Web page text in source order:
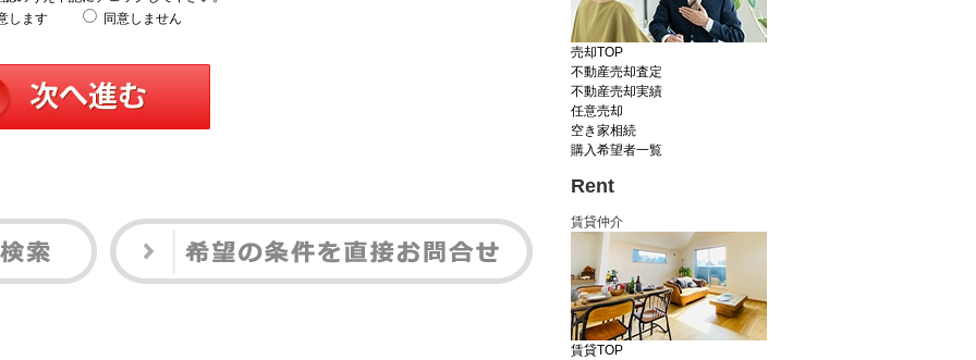
します
同意しません
売却TOP
不動産売却査定
不動産売却実績
任意売却
空き家相続
購入希望者一覧
Rent
賃貸仲介
賃貸TOP